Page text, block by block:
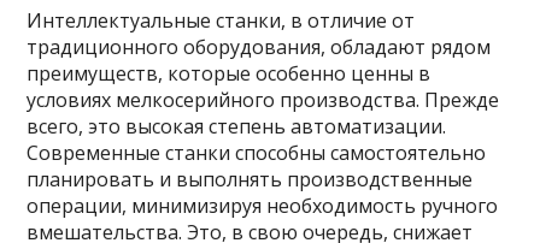
Интеллектуальные станки, в отличие от
традиционного оборудования, обладают рядом
преимуществ, которые особенно ценны в
условиях мелкосерийного производства. Прежде
всего, это высокая степень автоматизации.
Современные станки способны самостоятельно
планировать и выполнять производственные
операции, минимизируя необходимость ручного
вмешательства. Это, в свою очередь, снижает